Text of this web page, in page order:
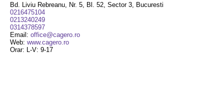
Bd. Liviu Rebreanu, Nr. 5, Bl. 52, Sector 3, Bucuresti
0216475104
0213240249
0314378597
Email: office@cagero.ro
Web: www.cagero.ro
Orar: L-V: 9-17